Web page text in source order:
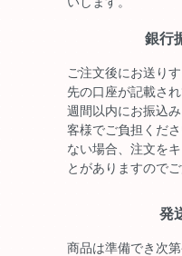
銀行
ご注文後にお送り
先の口座が記載さ
週間以内にお振込
客様でご負担くだ
ない場合、注文を
とがありますのでご
発
商品は準備でき次